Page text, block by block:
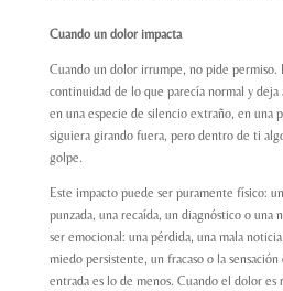
Cuando un dolor impacta
Cuando un dolor irrumpe, no pide permiso.
continuidad de lo que parecía normal y deja
en una especie de silencio extraño, en una
siguiera girando fuera, pero dentro de ti
golpe.
Este impacto puede ser puramente físico:
punzada, una recaída, un diagnóstico o una
ser emocional: una pérdida, una mala
miedo persistente, un fracaso o la
entrada es lo de menos. Cuando el dolor es